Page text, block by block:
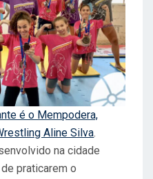
é o Mempodera,
Aline Silva.
na cidade
praticarem o